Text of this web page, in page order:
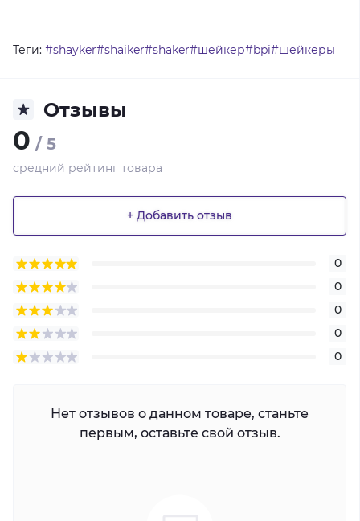
Теги: #shayker#shaiker#shaker#шейкер#bpi#шейкеры
Отзывы
0 / 5
средний рейтинг товара
+ Добавить отзыв
0
0
0
0
0
Нет отзывов о данном товаре, станьте
первым, оставьте свой отзыв.